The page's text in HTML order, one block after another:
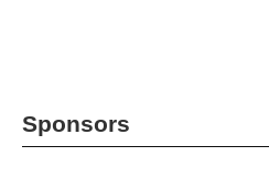
Sponsors